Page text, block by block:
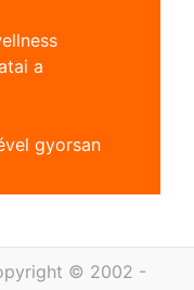
a
gyorsan
© 2002 -